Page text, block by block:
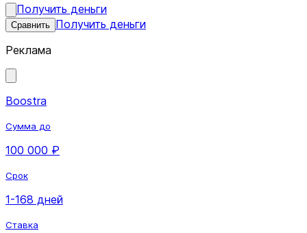
Получить деньги
Сравнить Получить деньги
Реклама
Boostra
Сумма до
100 000 ₽
Срок
1-168 дней
Ставка